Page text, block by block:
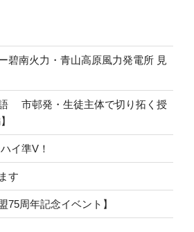
碧南火力・青山高原風力発電所 見
市邨発・生徒主体で切り拓く授
イ準V！
す
75周年記念イベント】